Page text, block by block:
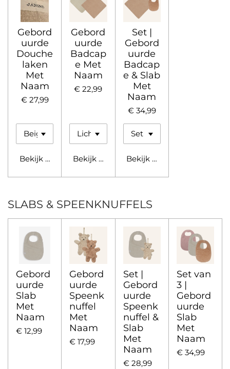
Gebord
uurde
Douche
laken
Met
Naam
€ 27,99
Bekijk details
Gebord
uurde
Badcap
e Met
Naam
€ 22,99
Bekijk details
Set |
Gebord
uurde
Badcap
e & Slab
Met
Naam
€ 34,99
Bekijk details
SLABS & SPEENKNUFFELS
Gebord
uurde
Slab
Met
Naam
€ 12,99
Gebord
uurde
Speenk
nuffel
Met
Naam
€ 17,99
Set |
Gebord
uurde
Speenk
nuffel &
Slab
Met
Naam
€ 28,99
Set van
3 |
Gebord
uurde
Slab
Met
Naam
€ 34,99